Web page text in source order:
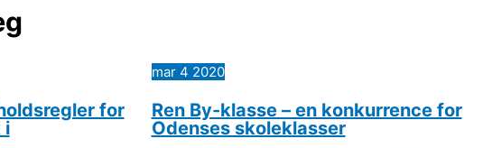
for
i
mar 4 2020
Ren By-klasse – en konkurrence for
Odenses skoleklasser